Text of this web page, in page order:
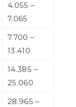
4.055 –
7.065
7.700 –
13.410
14.385 –
25.060
28.965 –